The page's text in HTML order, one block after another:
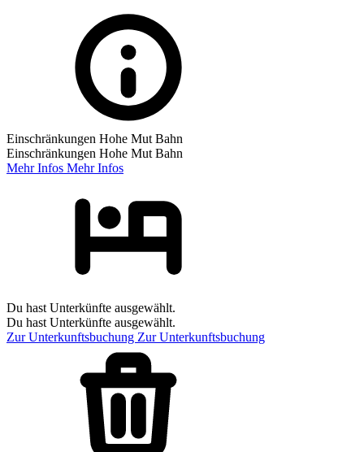
Einschränkungen Hohe Mut Bahn
Einschränkungen Hohe Mut Bahn
Mehr Infos Mehr Infos
Du hast Unterkünfte ausgewählt.
Du hast Unterkünfte ausgewählt.
Zur Unterkunftsbuchung Zur Unterkunftsbuchung